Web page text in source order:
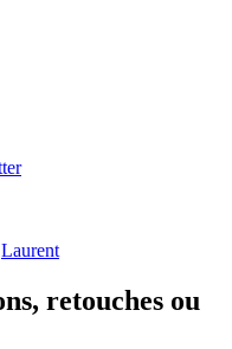
Laurent
retouches ou